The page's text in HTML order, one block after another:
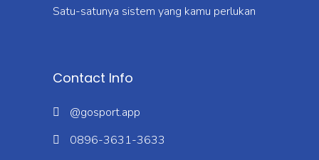
Satu-satunya sistem yang kamu perlukan
Contact Info
@gosport.app
0896-3631-3633